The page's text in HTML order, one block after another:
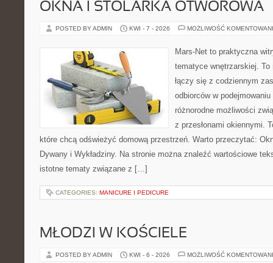
OKNA I STOLARKA OTWOROWA
POSTED BY ADMIN KWI - 7 - 2026 MOŻLIWOŚĆ
Mars-Net to praktyczna
tematyce wnętrzarskiej.
łączy się z codziennym
odbiorców w
różnorodne możliwości
z przesłonami okiennymi.
które chcą odświeżyć domową przestrzeń. Warto przeczytać:
Dywany i Wykładziny. Na stronie można znaleźć wartościowe
istotne tematy związane z […]
CATEGORIES: MANICURE I PEDICURE
MŁODZI W KOŚCIELE
POSTED BY ADMIN KWI - 6 - 2026 MOŻLIWOŚĆ